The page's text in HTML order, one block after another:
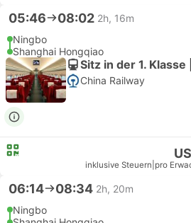
05:46 08:02 2h, 16m
Ningbo
Shanghai Hongqiao
Sitz in der 1.
China Railway
inklusive Steuern pro
06:14 08:34 2h, 20m
Ningbo